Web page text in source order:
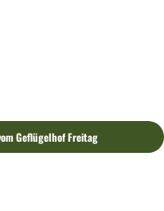
Geflügelhof Freitag